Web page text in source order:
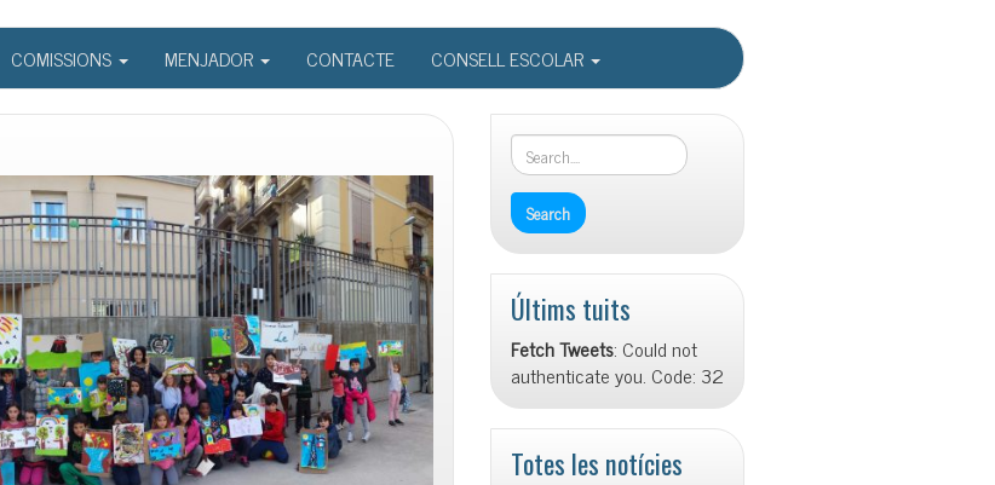
COMISSIONS MENJADOR CONTACTE CONSELL ESCOLAR
Últims tuits
Fetch Tweets: Could not
authenticate you. Code: 32
Totes les notícies